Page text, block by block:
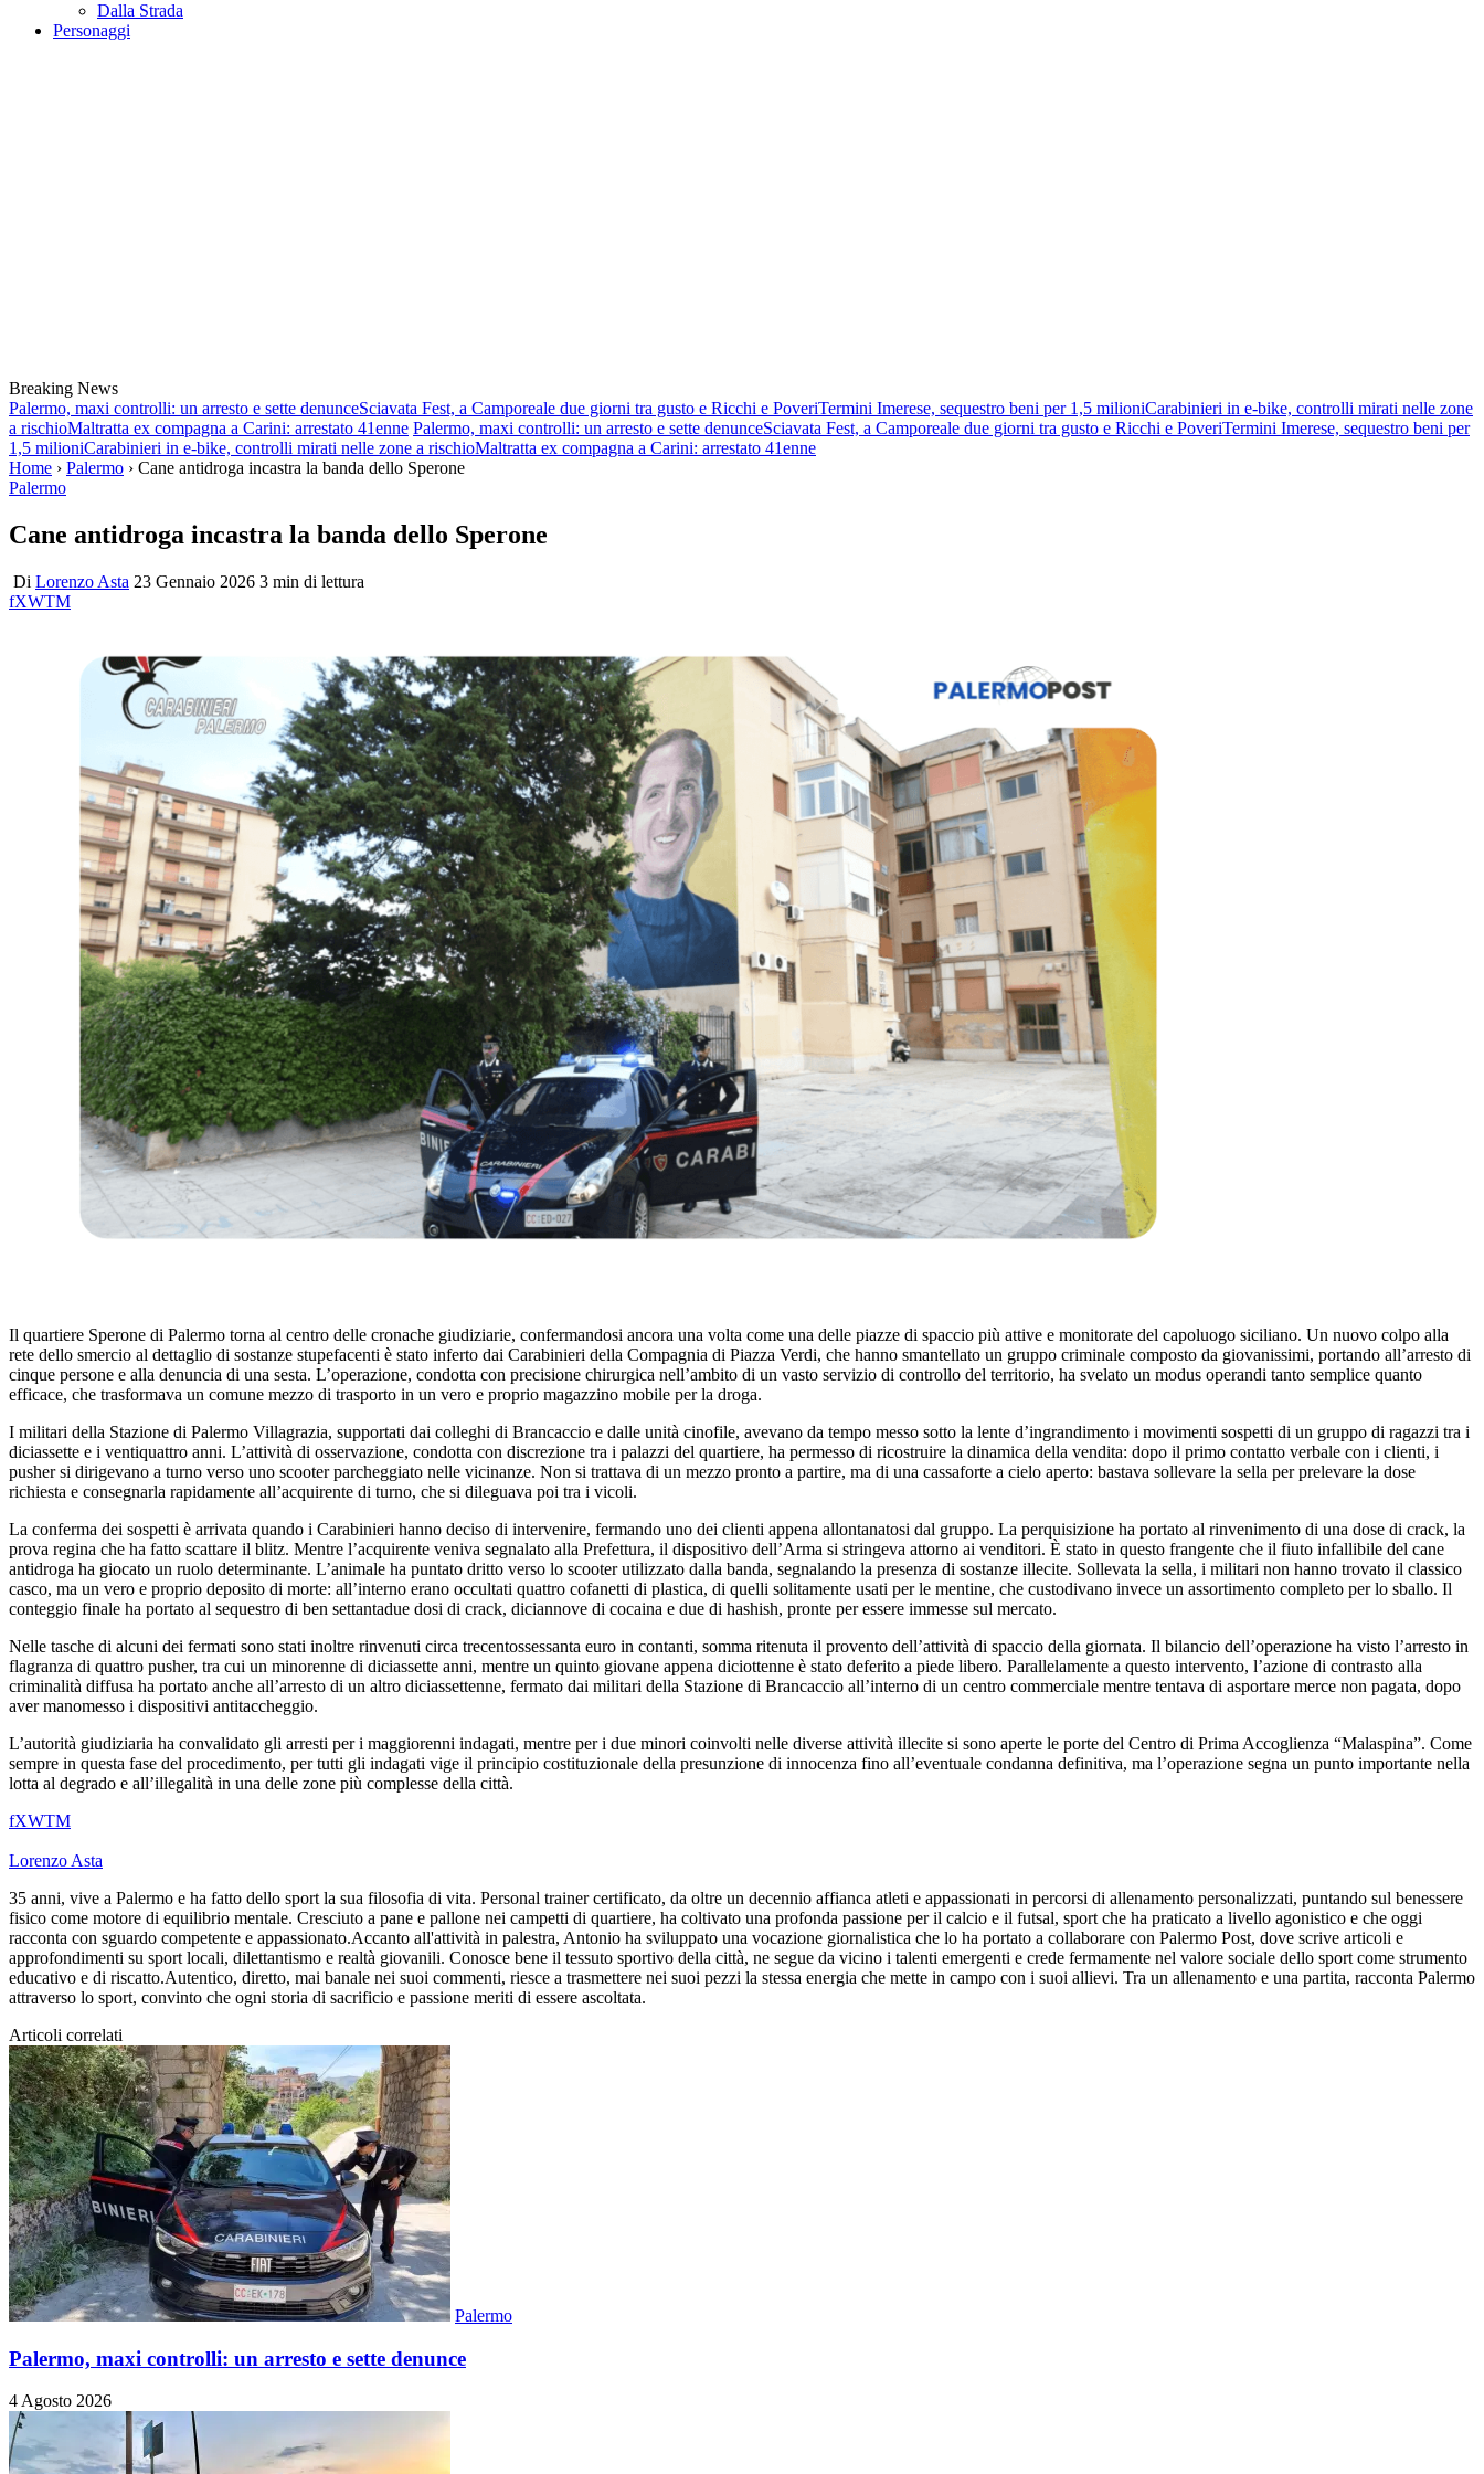
Dalla Strada
Personaggi
Breaking News
Palermo, maxi controlli: un arresto e sette denunceSciavata Fest, a Camporeale due giorni tra gusto e Ricchi e PoveriTermini Imerese, sequestro beni per 1,5 milioniCarabinieri in e-bike, controlli mirati nelle zone
a rischioMaltratta ex compagna a Carini: arrestato 41enne Palermo, maxi controlli: un arresto e sette denunceSciavata Fest, a Camporeale due giorni tra gusto e Ricchi e PoveriTermini Imerese, sequestro beni per
1,5 milioniCarabinieri in e-bike, controlli mirati nelle zone a rischioMaltratta ex compagna a Carini: arrestato 41enne
Home › Palermo › Cane antidroga incastra la banda dello Sperone
Palermo
Cane antidroga incastra la banda dello Sperone
Di Lorenzo Asta 23 Gennaio 2026 3 min di lettura
fXWTM
Il quartiere Sperone di Palermo torna al centro delle cronache giudiziarie, confermandosi ancora una volta come una delle piazze di spaccio più attive e monitorate del capoluogo siciliano. Un nuovo colpo alla
rete dello smercio al dettaglio di sostanze stupefacenti è stato inferto dai Carabinieri della Compagnia di Piazza Verdi, che hanno smantellato un gruppo criminale composto da giovanissimi, portando all’arresto di
cinque persone e alla denuncia di una sesta. L’operazione, condotta con precisione chirurgica nell’ambito di un vasto servizio di controllo del territorio, ha svelato un modus operandi tanto semplice quanto
efficace, che trasformava un comune mezzo di trasporto in un vero e proprio magazzino mobile per la droga.
I militari della Stazione di Palermo Villagrazia, supportati dai colleghi di Brancaccio e dalle unità cinofile, avevano da tempo messo sotto la lente d’ingrandimento i movimenti sospetti di un gruppo di ragazzi tra i
diciassette e i ventiquattro anni. L’attività di osservazione, condotta con discrezione tra i palazzi del quartiere, ha permesso di ricostruire la dinamica della vendita: dopo il primo contatto verbale con i clienti, i
pusher si dirigevano a turno verso uno scooter parcheggiato nelle vicinanze. Non si trattava di un mezzo pronto a partire, ma di una cassaforte a cielo aperto: bastava sollevare la sella per prelevare la dose
richiesta e consegnarla rapidamente all’acquirente di turno, che si dileguava poi tra i vicoli.
La conferma dei sospetti è arrivata quando i Carabinieri hanno deciso di intervenire, fermando uno dei clienti appena allontanatosi dal gruppo. La perquisizione ha portato al rinvenimento di una dose di crack, la
prova regina che ha fatto scattare il blitz. Mentre l’acquirente veniva segnalato alla Prefettura, il dispositivo dell’Arma si stringeva attorno ai venditori. È stato in questo frangente che il fiuto infallibile del cane
antidroga ha giocato un ruolo determinante. L’animale ha puntato dritto verso lo scooter utilizzato dalla banda, segnalando la presenza di sostanze illecite. Sollevata la sella, i militari non hanno trovato il classico
casco, ma un vero e proprio deposito di morte: all’interno erano occultati quattro cofanetti di plastica, di quelli solitamente usati per le mentine, che custodivano invece un assortimento completo per lo sballo. Il
conteggio finale ha portato al sequestro di ben settantadue dosi di crack, diciannove di cocaina e due di hashish, pronte per essere immesse sul mercato.
Nelle tasche di alcuni dei fermati sono stati inoltre rinvenuti circa trecentossessanta euro in contanti, somma ritenuta il provento dell’attività di spaccio della giornata. Il bilancio dell’operazione ha visto l’arresto in
flagranza di quattro pusher, tra cui un minorenne di diciassette anni, mentre un quinto giovane appena diciottenne è stato deferito a piede libero. Parallelamente a questo intervento, l’azione di contrasto alla
criminalità diffusa ha portato anche all’arresto di un altro diciassettenne, fermato dai militari della Stazione di Brancaccio all’interno di un centro commerciale mentre tentava di asportare merce non pagata, dopo
aver manomesso i dispositivi antitaccheggio.
L’autorità giudiziaria ha convalidato gli arresti per i maggiorenni indagati, mentre per i due minori coinvolti nelle diverse attività illecite si sono aperte le porte del Centro di Prima Accoglienza “Malaspina”. Come
sempre in questa fase del procedimento, per tutti gli indagati vige il principio costituzionale della presunzione di innocenza fino all’eventuale condanna definitiva, ma l’operazione segna un punto importante nella
lotta al degrado e all’illegalità in una delle zone più complesse della città.
fXWTM
Lorenzo Asta
35 anni, vive a Palermo e ha fatto dello sport la sua filosofia di vita. Personal trainer certificato, da oltre un decennio affianca atleti e appassionati in percorsi di allenamento personalizzati, puntando sul benessere
fisico come motore di equilibrio mentale. Cresciuto a pane e pallone nei campetti di quartiere, ha coltivato una profonda passione per il calcio e il futsal, sport che ha praticato a livello agonistico e che oggi
racconta con sguardo competente e appassionato.Accanto all'attività in palestra, Antonio ha sviluppato una vocazione giornalistica che lo ha portato a collaborare con Palermo Post, dove scrive articoli e
approfondimenti su sport locali, dilettantismo e realtà giovanili. Conosce bene il tessuto sportivo della città, ne segue da vicino i talenti emergenti e crede fermamente nel valore sociale dello sport come strumento
educativo e di riscatto.Autentico, diretto, mai banale nei suoi commenti, riesce a trasmettere nei suoi pezzi la stessa energia che mette in campo con i suoi allievi. Tra un allenamento e una partita, racconta Palermo
attraverso lo sport, convinto che ogni storia di sacrificio e passione meriti di essere ascoltata.
Articoli correlati
Palermo
Palermo, maxi controlli: un arresto e sette denunce
4 Agosto 2026